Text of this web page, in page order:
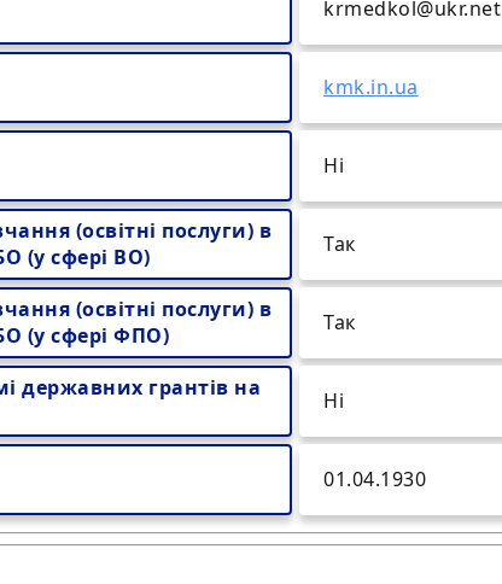
krmedkol@ukr.net
kmk.in.ua
Ні
(освітні послуги) в
(у сфері ВО)
Так
(освітні послуги) в
(у сфері ФПО)
Так
державних грантів на
Ні
01.04.1930